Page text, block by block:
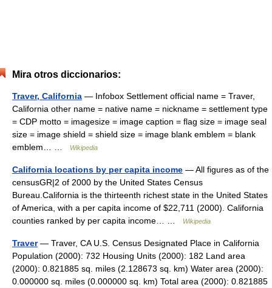
Mira otros diccionarios:
Traver, California — Infobox Settlement official name = Traver,
California other name = native name = nickname = settlement type
= CDP motto = imagesize = image caption = flag size = image seal
size = image shield = shield size = image blank emblem = blank
emblem… …
Wikipedia
California locations by per capita income — All figures as of the
censusGR|2 of 2000 by the United States Census
Bureau.California is the thirteenth richest state in the United States
of America, with a per capita income of $22,711 (2000). California
counties ranked by per capita income… …
Wikipedia
Traver— Traver, CA U.S. Census Designated Place in California
Population (2000): 732 Housing Units (2000): 182 Land area
(2000): 0.821885 sq. miles (2.128673 sq. km) Water area (2000):
0.000000 sq. miles (0.000000 sq. km) Total area (2000): 0.821885